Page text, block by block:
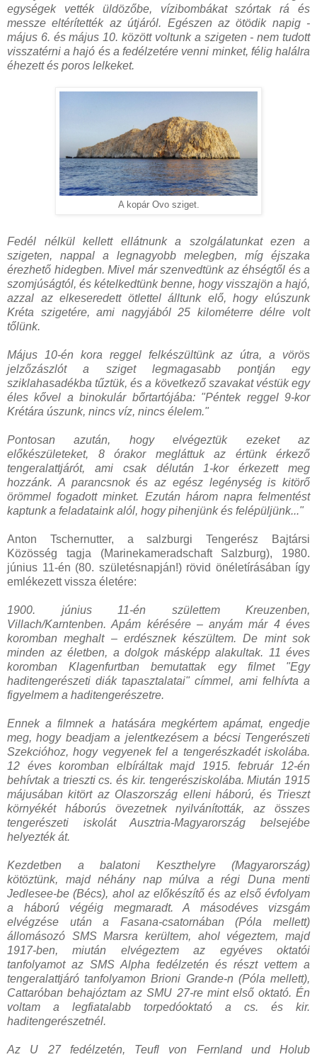
egységek vették üldözőbe, vízibombákat szórtak rá és
messze eltérítették az útjáról. Egészen az ötödik napig -
május 6. és május 10. között voltunk a szigeten - nem tudott
visszatérni a hajó és a fedélzetére venni minket, félig halálra
éhezett és poros lelkeket.
A kopár Ovo sziget.
Fedél nélkül kellett ellátnunk a szolgálatunkat ezen a
szigeten, nappal a legnagyobb melegben, míg éjszaka
érezhető hidegben. Mivel már szenvedtünk az éhségtől és a
szomjúságtól, és kételkedtünk benne, hogy visszajön a hajó,
azzal az elkeseredett ötlettel álltunk elő, hogy elúszunk
Kréta szigetére, ami nagyjából 25 kilométerre délre volt
tőlünk.
Május 10-én kora reggel felkészültünk az útra, a vörös
jelzőzászlót a sziget legmagasabb pontján egy
sziklahasadékba tűztük, és a következő szavakat véstük egy
éles kővel a binokulár bőrtartójába: "Péntek reggel 9-kor
Krétára úszunk, nincs víz, nincs élelem."
Pontosan azután, hogy elvégeztük ezeket az
előkészületeket, 8 órakor megláttuk az értünk érkező
tengeralattjárót, ami csak délután 1-kor érkezett meg
hozzánk. A parancsnok és az egész legénység is kitörő
örömmel fogadott minket. Ezután három napra felmentést
kaptunk a feladataink alól, hogy pihenjünk és felépüljünk..."
Anton Tschernutter, a salzburgi Tengerész Bajtársi
Közösség tagja (Marinekameradschaft Salzburg), 1980.
június 11-én (80. születésnapján!) rövid önéletírásában így
emlékezett vissza életére:
1900. június 11-én születtem Kreuzenben,
Villach/Karntenben. Apám kérésére – anyám már 4 éves
koromban meghalt – erdésznek készültem. De mint sok
minden az életben, a dolgok másképp alakultak. 11 éves
koromban Klagenfurtban bemutattak egy filmet "Egy
haditengerészeti diák tapasztalatai" címmel, ami felhívta a
figyelmem a haditengerészetre.
Ennek a filmnek a hatására megkértem apámat, engedje
meg, hogy beadjam a jelentkezésem a bécsi Tengerészeti
Szekcióhoz, hogy vegyenek fel a tengerészkadét iskolába.
12 éves koromban elbíráltak majd 1915. február 12-én
behívtak a trieszti cs. és kir. tengerésziskolába. Miután 1915
májusában kitört az Olaszország elleni háború, és Trieszt
környékét háborús övezetnek nyilvánították, az összes
tengerészeti iskolát Ausztria-Magyarország belsejébe
helyezték át.
Kezdetben a balatoni Keszthelyre (Magyarország)
kötöztünk, majd néhány nap múlva a régi Duna menti
Jedlesee-be (Bécs), ahol az előkészítő és az első évfolyam
a háború végéig megmaradt. A másodéves vizsgám
elvégzése után a Fasana-csatornában (Póla mellett)
állomásozó SMS Marsra kerültem, ahol végeztem, majd
1917-ben, miután elvégeztem az egyéves oktatói
tanfolyamot az SMS Alpha fedélzetén és részt vettem a
tengeralattjáró tanfolyamon Brioni Grande-n (Póla mellett),
Cattaróban behajóztam az SMU 27-re mint első oktató. Én
voltam a legfiatalabb torpedóoktató a cs. és kir.
haditengerészetnél.
Az U 27 fedélzetén, Teufl von Fernland und Holub